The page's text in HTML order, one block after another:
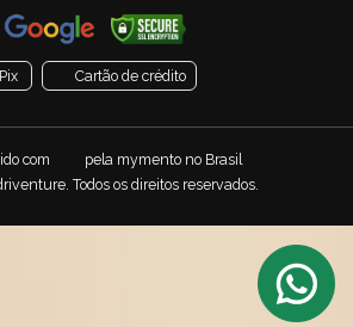
Pix Cartão de crédito
com pela mymento no Brasil
Todos os direitos reservados.